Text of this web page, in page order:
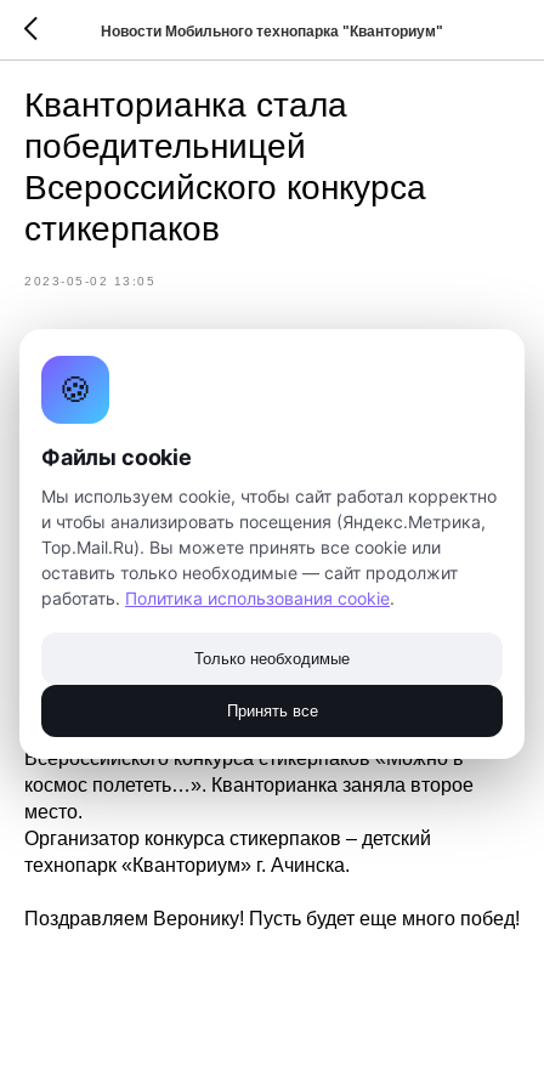
Новости Мобильного технопарка "Кванториум"
Кванторианка стала
победительницей
Всероссийского конкурса
стикерпаков
2023-05-02 13:05
Вероника Луканкина из села Вороново
Кожевниковского района стала победительницей
Всероссийского конкурса стикерпаков «Можно в
космос полететь…». Кванторианка заняла второе
место.
Организатор конкурса стикерпаков – детский
технопарк «Кванториум» г. Ачинска.
Поздравляем Веронику! Пусть будет еще много побед!
🍪
Файлы cookie
Мы используем cookie, чтобы сайт работал корректно
и чтобы анализировать посещения (Яндекс.Метрика,
Top.Mail.Ru). Вы можете принять все cookie или
оставить только необходимые — сайт продолжит
работать. Политика использования cookie.
Только необходимые
Принять все